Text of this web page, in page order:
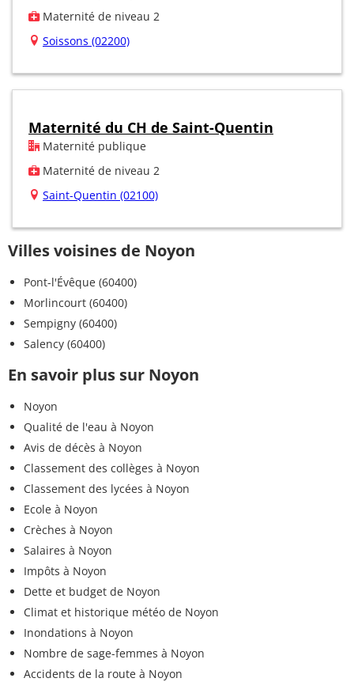
Maternité de niveau 2
Soissons (02200)
Maternité du CH de Saint-Quentin
Maternité publique
Maternité de niveau 2
Saint-Quentin (02100)
Villes voisines de Noyon
Pont-l'Évêque (60400)
Morlincourt (60400)
Sempigny (60400)
Salency (60400)
En savoir plus sur Noyon
Noyon
Qualité de l'eau à Noyon
Avis de décès à Noyon
Classement des collèges à Noyon
Classement des lycées à Noyon
Ecole à Noyon
Crèches à Noyon
Salaires à Noyon
Impôts à Noyon
Dette et budget de Noyon
Climat et historique météo de Noyon
Inondations à Noyon
Nombre de sage-femmes à Noyon
Accidents de la route à Noyon